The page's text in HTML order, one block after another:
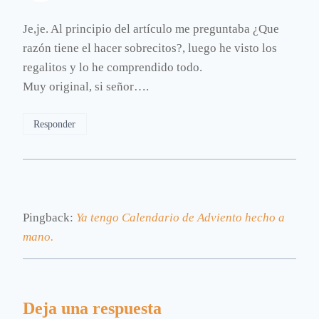
Je,je. Al principio del artículo me preguntaba ¿Que
razón tiene el hacer sobrecitos?, luego he visto los
regalitos y lo he comprendido todo.
Muy original, si señor….
Responder
Pingback: Ya tengo Calendario de Adviento hecho a
mano.
Deja una respuesta